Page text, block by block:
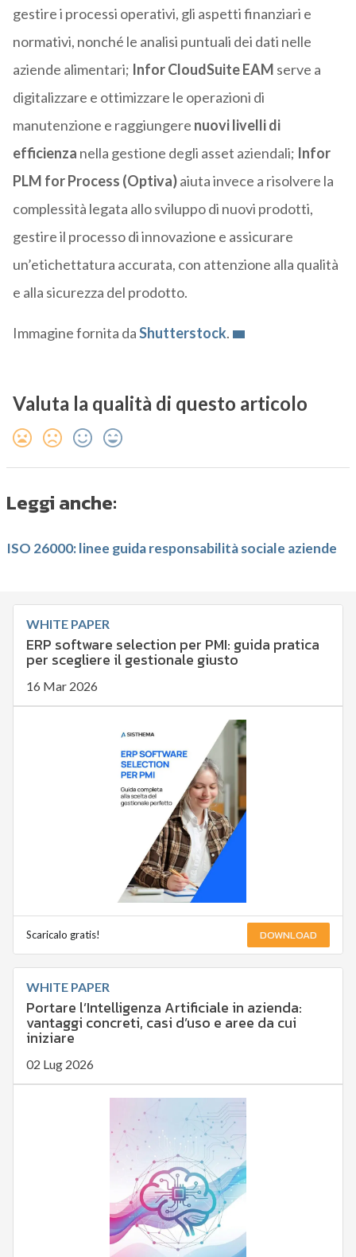
gestire i processi operativi, gli aspetti finanziari e
normativi, nonché le analisi puntuali dei dati nelle
aziende alimentari; Infor CloudSuite EAM serve a
digitalizzare e ottimizzare le operazioni di
manutenzione e raggiungere nuovi livelli di
efficienza nella gestione degli asset aziendali; Infor
PLM for Process (Optiva)aiuta invece a risolvere la
complessità legata allo sviluppo di nuovi prodotti,
gestire il processo di innovazione e assicurare
un’etichettatura accurata, con attenzione alla qualità
e alla sicurezza del prodotto.
Immagine fornita daShutterstock.
Valuta la qualità di questo articolo
Leggi anche:
ISO 26000: linee guida responsabilità sociale aziende
WHITE PAPER
ERP software selection per PMI: guida pratica
per scegliere il gestionale giusto
16 Mar 2026
Scaricalo gratis! DOWNLOAD
WHITE PAPER
Portare l’Intelligenza Artificiale in azienda:
vantaggi concreti, casi d’uso e aree da cui
iniziare
02 Lug 2026